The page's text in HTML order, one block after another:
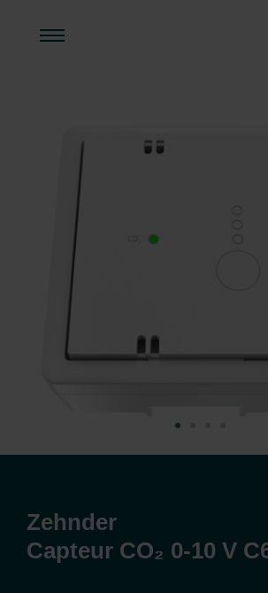
Zehnder
Capteur CO₂ 0-10 V